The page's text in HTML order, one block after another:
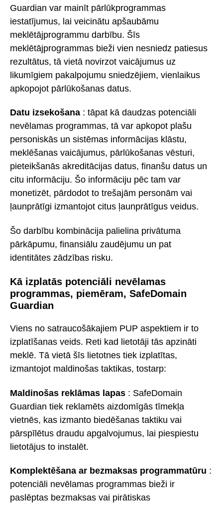
Guardian var mainīt pārlūkprogrammas
iestatījumus, lai veicinātu apšaubāmu
meklētājprogrammu darbību. Šīs
meklētājprogrammas bieži vien nesniedz patiesus
rezultātus, tā vietā novirzot vaicājumus uz
likumīgiem pakalpojumu sniedzējiem, vienlaikus
apkopojot pārlūkošanas datus.
Datu izsekošana : tāpat kā daudzas potenciāli
nevēlamas programmas, tā var apkopot plašu
personiskās un sistēmas informācijas klāstu,
meklēšanas vaicājumus, pārlūkošanas vēsturi,
pieteikšanās akreditācijas datus, finanšu datus un
citu informāciju. Šo informāciju pēc tam var
monetizēt, pārdodot to trešajām personām vai
ļaunprātīgi izmantojot citus ļaunprātīgus veidus.
Šo darbību kombinācija palielina privātuma
pārkāpumu, finansiālu zaudējumu un pat
identitātes zādzības risku.
Kā izplatās potenciāli nevēlamas
programmas, piemēram, SafeDomain
Guardian
Viens no satraucošākajiem PUP aspektiem ir to
izplatīšanas veids. Reti kad lietotāji tās apzināti
meklē. Tā vietā šīs lietotnes tiek izplatītas,
izmantojot maldinošas taktikas, tostarp:
Maldinošas reklāmas lapas : SafeDomain
Guardian tiek reklamēts aizdomīgās tīmekļa
vietnēs, kas izmanto biedēšanas taktiku vai
pārspīlētus draudu apgalvojumus, lai piespiestu
lietotājus to instalēt.
Komplektēšana ar bezmaksas programmatūru :
potenciāli nevēlamas programmas bieži ir
paslēptas bezmaksas vai pirātiskas